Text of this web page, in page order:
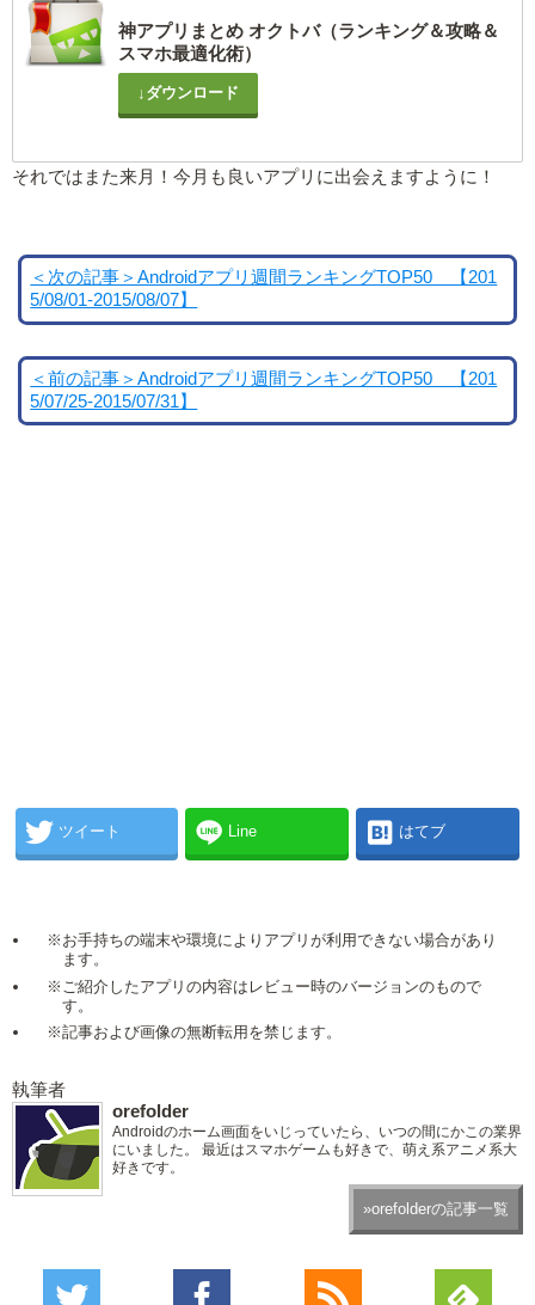
神アプリまとめ オクトバ（ランキング＆攻略＆
スマホ最適化術）
↓ダウンロード
それではまた来月！今月も良いアプリに出会えますように！
＜次の記事＞Androidアプリ週間ランキングTOP50 【201
5/08/01-2015/08/07】
＜前の記事＞Androidアプリ週間ランキングTOP50 【201
5/07/25-2015/07/31】
ツイート Line はてブ
※お手持ちの端末や環境によりアプリが利用できない場合があり
ます。
※ご紹介したアプリの内容はレビュー時のバージョンのもので
す。
※記事および画像の無断転用を禁じます。
執筆者
orefolder
Androidのホーム画面をいじっていたら、いつの間にかこの業界
にいました。 最近はスマホゲームも好きで、萌え系アニメ系大
好きです。
»orefolderの記事一覧